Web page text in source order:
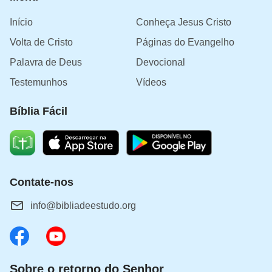
Início
Conheça Jesus Cristo
Volta de Cristo
Páginas do Evangelho
Palavra de Deus
Devocional
Testemunhos
Vídeos
Bíblia Fácil
Contate-nos
info@bibliadeestudo.org
Sobre o retorno do Senhor